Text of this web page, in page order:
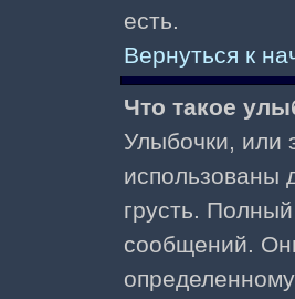
есть.
Вернуться к
Что такое
Улыбочки, или
использованы
грусть.
сообщений.